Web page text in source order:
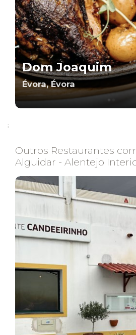
Dom Joaquim
Évora, Évora
;
Outros Restaurantes
Alguidar - Alentejo